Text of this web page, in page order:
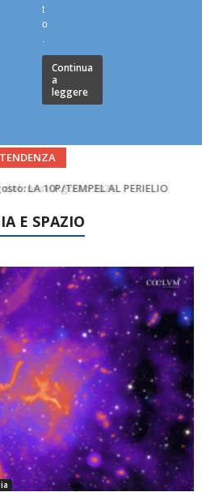
t
o
.
Continua
a
leggere
mese Agosto 2026
E SPAZIO